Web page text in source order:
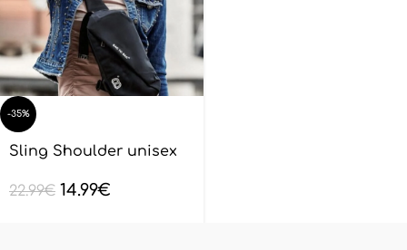
-35%
Sling Shoulder unisex
BL132801
22.99€ 14.99€